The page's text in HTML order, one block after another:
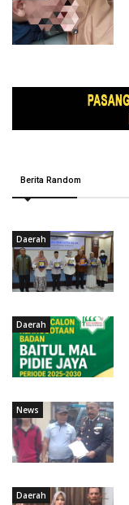
Berita Random
Daerah
Daerah
News
Daerah